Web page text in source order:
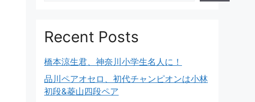
Recent Posts
橋本涼生君、神奈川小学生名人に！
品川ペアオセロ、初代チャンピオンは小林
初段&菱山四段ペア